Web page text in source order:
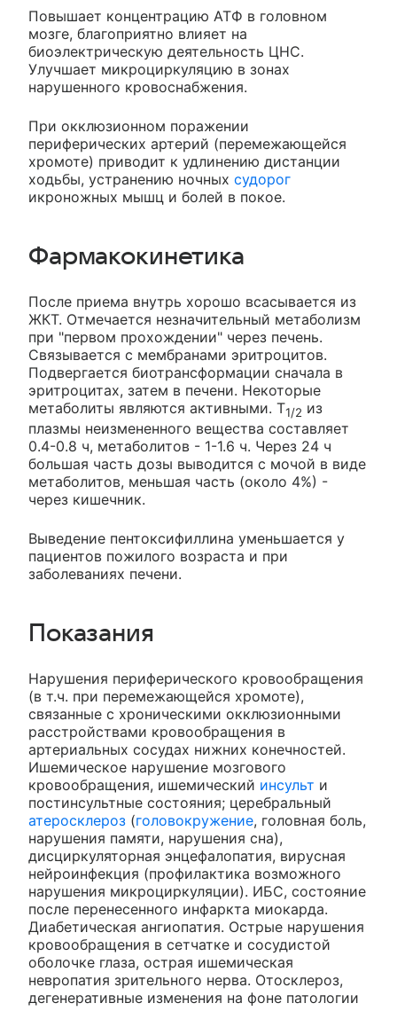
Повышает концентрацию АТФ в головном
мозге, благоприятно влияет на
биоэлектрическую деятельность ЦНС.
Улучшает микроциркуляцию в зонах
нарушенного кровоснабжения.
При окклюзионном поражении
периферических артерий (перемежающейся
хромоте) приводит к удлинению дистанции
ходьбы, устранению ночных судорог
икроножных мышц и болей в покое.
Фармакокинетика
После приема внутрь хорошо всасывается из
ЖКТ. Отмечается незначительный метаболизм
при "первом прохождении" через печень.
Связывается с мембранами эритроцитов.
Подвергается биотрансформации сначала в
эритроцитах, затем в печени. Некоторые
метаболиты являются активными. T1/2 из
плазмы неизмененного вещества составляет
0.4-0.8 ч, метаболитов - 1-1.6 ч. Через 24 ч
большая часть дозы выводится с мочой в виде
метаболитов, меньшая часть (около 4%) -
через кишечник.
Выведение пентоксифиллина уменьшается у
пациентов пожилого возраста и при
заболеваниях печени.
Показания
Нарушения периферического кровообращения
(в т.ч. при перемежающейся хромоте),
связанные с хроническими окклюзионными
расстройствами кровообращения в
артериальных сосудах нижних конечностей.
Ишемическое нарушение мозгового
кровообращения, ишемический инсульт и
постинсультные состояния; церебральный
атеросклероз (головокружение, головная боль,
нарушения памяти, нарушения сна),
дисциркуляторная энцефалопатия, вирусная
нейроинфекция (профилактика возможного
нарушения микроциркуляции). ИБС, состояние
после перенесенного инфаркта миокарда.
Диабетическая ангиопатия. Острые нарушения
кровообращения в сетчатке и сосудистой
оболочке глаза, острая ишемическая
невропатия зрительного нерва. Отосклероз,
дегенеративные изменения на фоне патологии